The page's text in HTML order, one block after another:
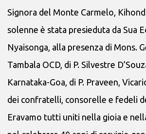
Signora del Monte Carmelo,
solenne è stata presieduta da Sua
Nyaisonga, alla presenza di Mons.
Tambala OCD, di P. Silvestre
Karnataka-Goa, di P. Praveen,
dei confratelli, consorelle e fedeli
Eravamo tutti uniti nella gioia e